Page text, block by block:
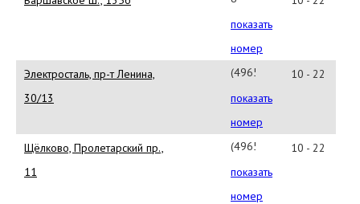
(499)
723-
21-
81
показать
номер
Электросталь, пр-т Ленина,
30/13
(49657)
4-
33-
33
показать
номер
10 - 22
Щёлково, Пролетарский пр.,
11
(49656)
7-
11-
показать
номер
10 - 22